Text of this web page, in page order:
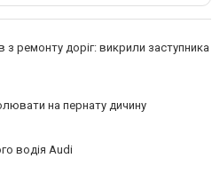
з ремонту доріг: викрили заступника
на пернату дичину
водія Audi